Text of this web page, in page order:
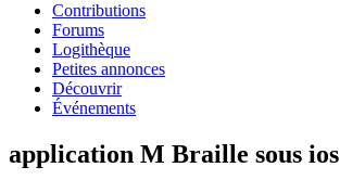
Contributions
Forums
Logithèque
Petites annonces
Découvrir
Événements
application M Braille sous ios